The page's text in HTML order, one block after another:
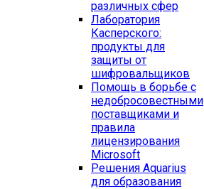
различных сфер
Лаборатория
Касперского:
продукты для
защиты от
шифровальщиков
Помощь в борьбе с
недобросовестными
поставщиками и
правила
лицензирования
Microsoft
Решения Aquarius
для образования